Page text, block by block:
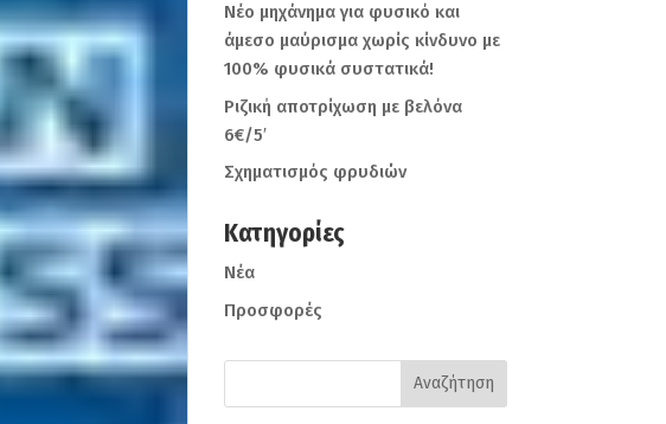
Νέο μηχάνημα για φυσικό και
άμεσο μαύρισμα χωρίς κίνδυνο με
100% φυσικά συστατικά!
Ριζική αποτρίχωση με βελόνα
6€/5′
Σχηματισμός φρυδιών
Kατηγορίες
Νέα
Προσφορές